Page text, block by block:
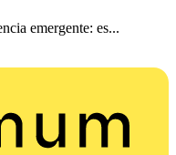
emergente: es...